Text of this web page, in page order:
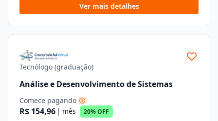
Ver mais detalhes
Tecnólogo (graduação)
Análise e Desenvolvimento de Sistemas
Comece pagando
R$ 154,96 | mês 20% OFF